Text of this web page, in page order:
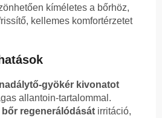
kíméletes a bőrhöz,
kellemes komfortérzetet
gyökér kivonatot
allantoin-tartalommal.
bőr regenerálódását irritáció,